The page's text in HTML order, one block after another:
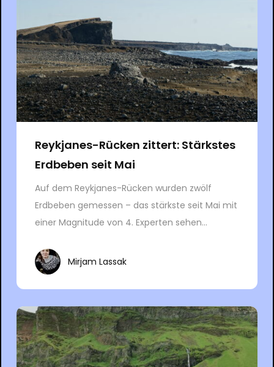
Reykjanes-Rücken zittert: Stärkstes
Erdbeben seit Mai
Auf dem Reykjanes-Rücken wurden zwölf
Erdbeben gemessen – das stärkste seit Mai mit
einer Magnitude von 4. Experten sehen...
Mirjam Lassak